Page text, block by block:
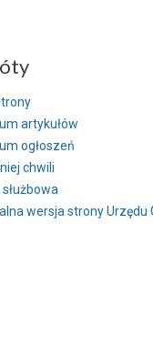
artykułów
ogłoszeń
chwili
wersja strony Urzędu